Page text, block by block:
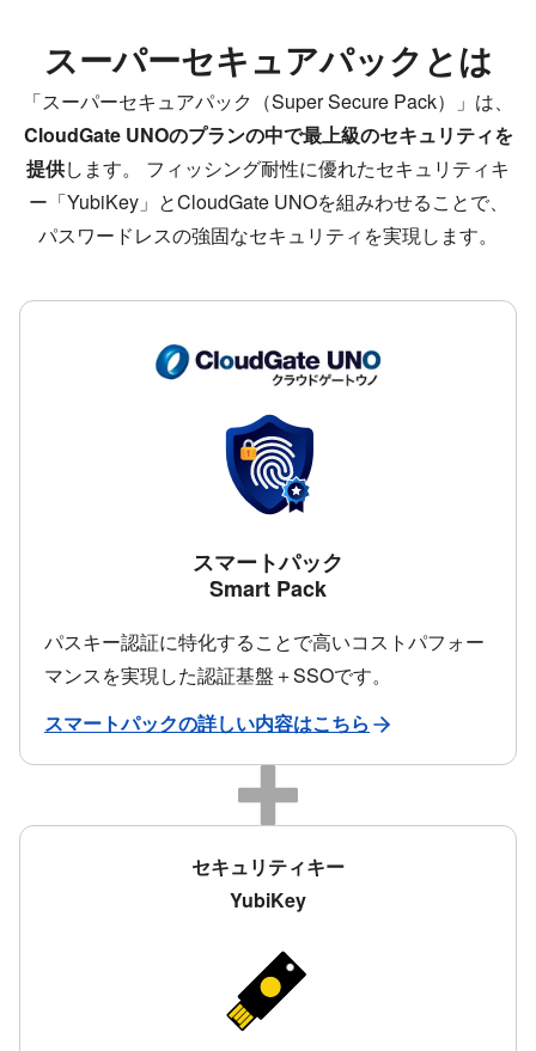
スーパーセキュアパックとは
「スーパーセキュアパック（Super Secure Pack）」は、
CloudGate UNOのプランの中で最上級のセキュリティを
提供します。 フィッシング耐性に優れたセキュリティキ
ー「YubiKey」とCloudGate UNOを組みわせることで、
パスワードレスの強固なセキュリティを実現します。
スマートパック
Smart Pack
パスキー認証に特化することで高いコストパフォー
マンスを実現した認証基盤＋SSOです。
スマートパックの詳しい内容はこちら
セキュリティキー
YubiKey